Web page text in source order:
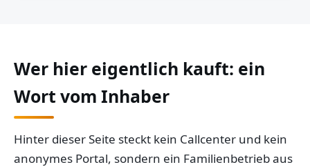
Wer hier eigentlich kauft: ein
Wort vom Inhaber
Hinter dieser Seite steckt kein Callcenter und kein
anonymes Portal, sondern ein Familienbetrieb aus